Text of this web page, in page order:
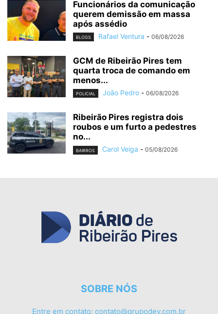
Funcionários da comunicação
querem demissão em massa
após assédio
BLOGS Rafael Ventura - 06/08/2026
GCM de Ribeirão Pires tem
quarta troca de comando em
menos...
POLICIAL João Pedro - 06/08/2026
Ribeirão Pires registra dois
roubos e um furto a pedestres
no...
BAIRROS Carol Veiga - 05/08/2026
SOBRE NÓS
Entre em contato: contato@grupodev.com.br